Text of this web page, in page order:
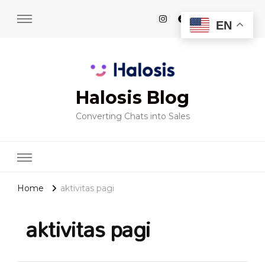
Halosis Blog
Converting Chats into Sales
Home aktivitas pagi
aktivitas pagi
EN